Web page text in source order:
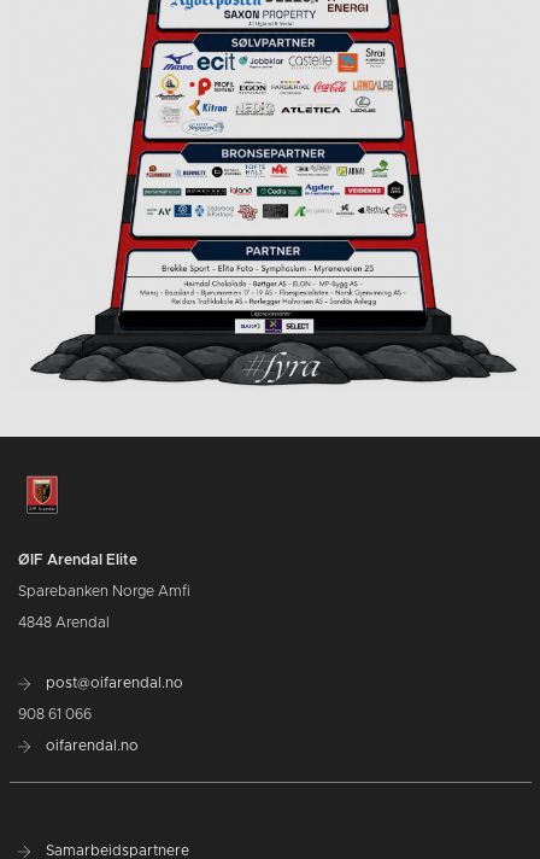
ØIF Arendal Elite
Sparebanken Norge Amfi
4848 Arendal
post@oifarendal.no
908 61 066
oifarendal.no
Samarbeidspartnere